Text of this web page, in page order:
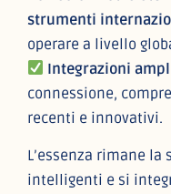
strumenti
operare a livello
Integrazioni
connessione,
recenti e innovativi.
L’essenza rimane la
intelligenti e si